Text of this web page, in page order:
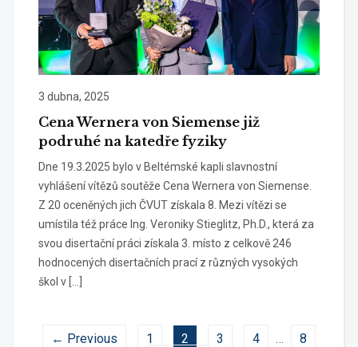
3 dubna, 2025
Cena Wernera von Siemense již
podruhé na katedře fyziky
Dne 19.3.2025 bylo v Beltémské kapli slavnostní
vyhlášení vítězů soutěže Cena Wernera von Siemense.
Z 20 oceněných jich ČVUT získala 8. Mezi vítězi se
umístila též práce Ing. Veroniky Stieglitz, Ph.D., která za
svou disertační práci získala 3. místo z celkově 246
hodnocených disertačních prací z různých vysokých
škol v […]
← Previous 1 2 3 4 …
8